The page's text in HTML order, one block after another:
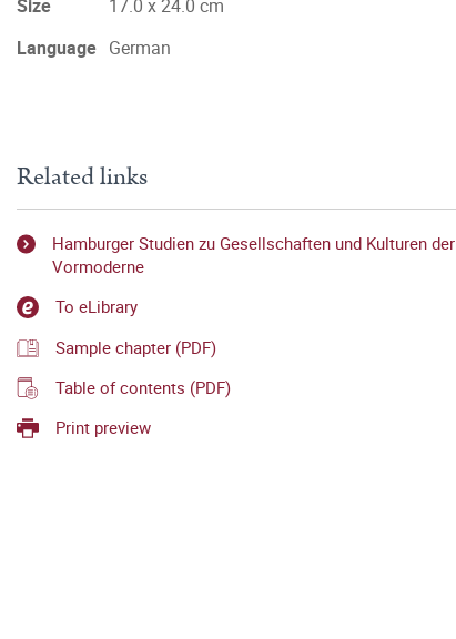
Size
17.0 x 24.0 cm
Language German
Related links
Hamburger Studien zu Gesellschaften und Kulturen der
Vormoderne
To eLibrary
Sample chapter (PDF)
Table of contents (PDF)
Print preview